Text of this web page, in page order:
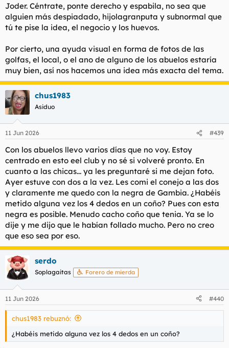
Joder. Céntrate, ponte derecho y espabila, no sea que
alguien más despiadado, hijolagranputa y subnormal que
tú te pise la idea, el negocio y los huevos.
Por cierto, una ayuda visual en forma de fotos de las
golfas, el local, o el ano de alguno de los abuelos estaría
muy bien, así nos hacemos una idea más exacta del tema.
chus1983
Asiduo
11 Jun 2026 #439
Con los abuelos llevo varios días que no voy. Estoy
centrado en esto eel club y no sé si volveré pronto. En
cuanto a las chicas... ya les preguntaré si me dejan foto.
Ayer estuve con dos a la vez. Les comi el conejo a las dos
y claramente me quedo con la negra de Gambia. ¿Habéis
metido alguna vez los 4 dedos en un coño? Pues con esta
negra es posible. Menudo cacho coño que tenia. Ya se lo
dije y me dijo que le habían follado mucho. Pero no creo
que eso sea por eso.
serdo
Soplagaitas Forero de mierda
11 Jun 2026 #440
chus1983 rebuznó:
¿Habéis metido alguna vez los 4 dedos en un coño?